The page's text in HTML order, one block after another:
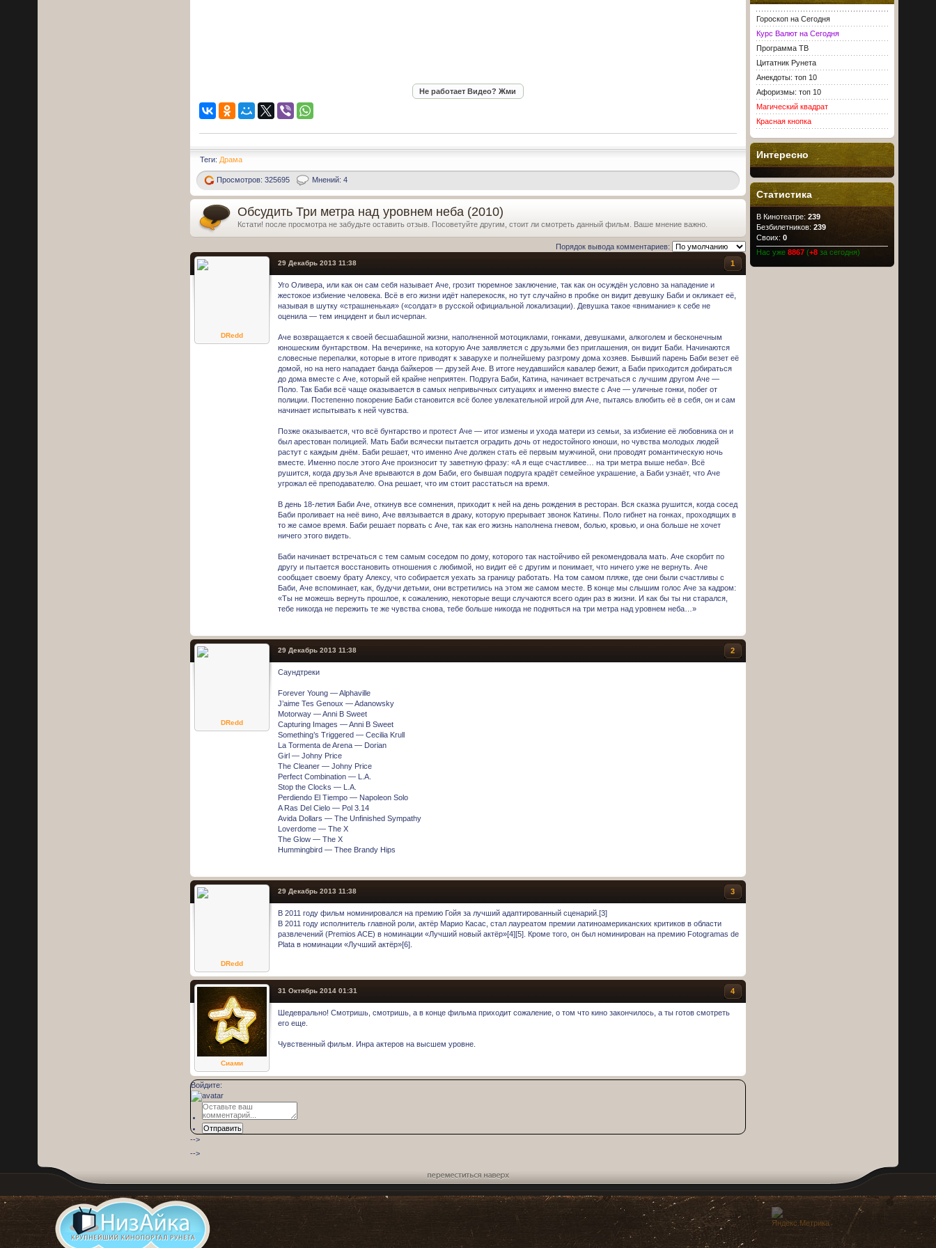
Теги: Драма
Просмотров: 325695 Мнений: 4
Обсудить Три метра над уровнем неба (2010)
Кстати! после просмотра не забудьте оставить отзыв. Посоветуйте другим, стоит ли смотреть данный фильм. Ваше мнение важно.
Порядок вывода комментариев:
29 Декабрь 2013 11:38 1
DRedd
Уго Оливера, или как он сам себя называет Аче, грозит тюремное заключение, так как он осуждён условно за нападение и
жестокое избиение человека. Всё в его жизни идёт наперекосяк, но тут случайно в пробке он видит девушку Баби и окликает её,
называя в шутку «страшненькая» («солдат» в русской официальной локализации). Девушка такое «внимание» к себе не
оценила — тем инцидент и был исчерпан.
Аче возвращается к своей бесшабашной жизни, наполненной мотоциклами, гонками, девушками, алкоголем и бесконечным
юношеским бунтарством. На вечеринке, на которую Аче заявляется с друзьями без приглашения, он видит Баби. Начинаются
словесные перепалки, которые в итоге приводят к заварухе и полнейшему разгрому дома хозяев. Бывший парень Баби везет её
домой, но на него нападает банда байкеров — друзей Аче. В итоге неудавшийся кавалер бежит, а Баби приходится добираться
до дома вместе с Аче, который ей крайне неприятен. Подруга Баби, Катина, начинает встречаться с лучшим другом Аче —
Поло. Так Баби всё чаще оказывается в самых непривычных ситуациях и именно вместе с Аче — уличные гонки, побег от
полиции. Постепенно покорение Баби становится всё более увлекательной игрой для Аче, пытаясь влюбить её в себя, он и сам
начинает испытывать к ней чувства.
Позже оказывается, что всё бунтарство и протест Аче — итог измены и ухода матери из семьи, за избиение её любовника он и
был арестован полицией. Мать Баби всячески пытается оградить дочь от недостойного юноши, но чувства молодых людей
растут с каждым днём. Баби решает, что именно Аче должен стать её первым мужчиной, они проводят романтическую ночь
вместе. Именно после этого Аче произносит ту заветную фразу: «А я еще счастливее… на три метра выше неба». Всё
рушится, когда друзья Аче врываются в дом Баби, его бывшая подруга крадёт семейное украшение, а Баби узнаёт, что Аче
угрожал её преподавателю. Она решает, что им стоит расстаться на время.
В день 18-летия Баби Аче, откинув все сомнения, приходит к ней на день рождения в ресторан. Вся сказка рушится, когда сосед
Баби проливает на неё вино, Аче ввязывается в драку, которую прерывает звонок Катины. Поло гибнет на гонках, проходящих в
то же самое время. Баби решает порвать с Аче, так как его жизнь наполнена гневом, болью, кровью, и она больше не хочет
ничего этого видеть.
Баби начинает встречаться с тем самым соседом по дому, которого так настойчиво ей рекомендовала мать. Аче скорбит по
другу и пытается восстановить отношения с любимой, но видит её с другим и понимает, что ничего уже не вернуть. Аче
сообщает своему брату Алексу, что собирается уехать за границу работать. На том самом пляже, где они были счастливы с
Баби, Аче вспоминает, как, будучи детьми, они встретились на этом же самом месте. В конце мы слышим голос Аче за кадром:
«Ты не можешь вернуть прошлое, к сожалению, некоторые вещи случаются всего один раз в жизни. И как бы ты ни старался,
тебе никогда не пережить те же чувства снова, тебе больше никогда не подняться на три метра над уровнем неба…»
29 Декабрь 2013 11:38 2
DRedd
Саундтреки
Forever Young — Alphaville
J’aime Tes Genoux — Adanowsky
Motorway — Anni B Sweet
Capturing Images — Anni B Sweet
Something’s Triggered — Cecilia Krull
La Tormenta de Arena — Dorian
Girl — Johny Price
The Cleaner — Johny Price
Perfect Combination — L.A.
Stop the Clocks — L.A.
Perdiendo El Tiempo — Napoleon Solo
A Ras Del Cielo — Pol 3.14
Avida Dollars — The Unfinished Sympathy
Loverdome — The X
The Glow — The X
Hummingbird — Thee Brandy Hips
29 Декабрь 2013 11:38 3
DRedd
В 2011 году фильм номинировался на премию Гойя за лучший адаптированный сценарий.[3]
В 2011 году исполнитель главной роли, актёр Марио Касас, стал лауреатом премии латиноамериканских критиков в области
развлечений (Premios ACE) в номинации «Лучший новый актёр»[4][5]. Кроме того, он был номинирован на премию Fotogramas de
Plata в номинации «Лучший актёр»[6].
31 Октябрь 2014 01:31 4
Сиами
Шедеврально! Смотришь, смотришь, а в конце фильма приходит сожаление, о том что кино закончилось, а ты готов смотреть
его еще.
Чувственный фильм. Инра актеров на высшем уровне.
Войдите:
Отправить
-->
-->
Гороскоп на Сегодня
Курс Валют на Сегодня
Программа ТВ
Цитатник Рунета
Анекдоты: топ 10
Афоризмы: топ 10
Магический квадрат
Красная кнопка
Интересно
Статистика
В Кинотеатре:239
Безбилетников:239
Своих:0
Нас уже8867 (+8 за сегодня)